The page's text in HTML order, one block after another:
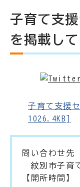
子育て支
を掲載し
子育て支援
1026.4KB]
問い合わせ先
紋別市子育
【開所時間